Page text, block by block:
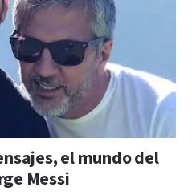
el mundo del
Messi